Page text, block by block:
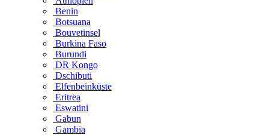
Benin
Botsuana
Bouvetinsel
Burkina Faso
Burundi
DR Kongo
Dschibuti
Elfenbeinküste
Eritrea
Eswatini
Gabun
Gambia